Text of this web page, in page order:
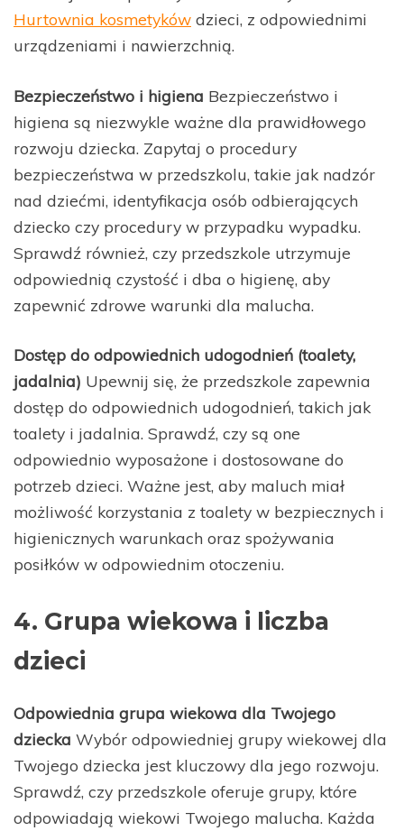
Hurtownia kosmetyków dzieci, z odpowiednimi
urządzeniami i nawierzchnią.
Bezpieczeństwo i higiena Bezpieczeństwo i
higiena są niezwykle ważne dla prawidłowego
rozwoju dziecka. Zapytaj o procedury
bezpieczeństwa w przedszkolu, takie jak nadzór
nad dziećmi, identyfikacja osób odbierających
dziecko czy procedury w przypadku wypadku.
Sprawdź również, czy przedszkole utrzymuje
odpowiednią czystość i dba o higienę, aby
zapewnić zdrowe warunki dla malucha.
Dostęp do odpowiednich udogodnień (toalety,
jadalnia) Upewnij się, że przedszkole zapewnia
dostęp do odpowiednich udogodnień, takich jak
toalety i jadalnia. Sprawdź, czy są one
odpowiednio wyposażone i dostosowane do
potrzeb dzieci. Ważne jest, aby maluch miał
możliwość korzystania z toalety w bezpiecznych i
higienicznych warunkach oraz spożywania
posiłków w odpowiednim otoczeniu.
4. Grupa wiekowa i liczba
dzieci
Odpowiednia grupa wiekowa dla Twojego
dziecka Wybór odpowiedniej grupy wiekowej dla
Twojego dziecka jest kluczowy dla jego rozwoju.
Sprawdź, czy przedszkole oferuje grupy, które
odpowiadają wiekowi Twojego malucha. Każda